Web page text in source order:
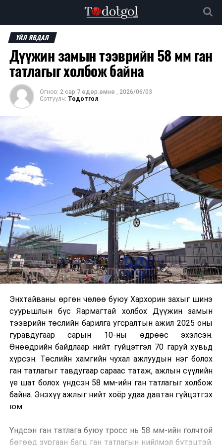
ҮЙЛ ЯВДАЛ
Дүүжин замын тээврийн 58 мм ган
татлагыг холбож байна
Огноо: 2 сар 7 өдөр.өмнө , 2026/06/03
Сэтгүүлч: Тодотгол
Энхтайваны өргөн чөлөө буюу Хархорин захыг шинэ
суурьшлын бүс Яармагтай холбох Дүүжин замын
тээврийн төслийн барилга угсралтын ажил 2025 оны
гуравдугаар сарын 10-ны өдрөөс эхэлсэн.
Өнөөдрийн байдлаар нийт гүйцэтгэл 70 гаруй хувьд
хүрсэн. Төслийн хамгийн чухал ажлуудын нэг болох
ган татлагыг тавдугаар сараас татаж, ажлын сүүлийн
үе шат болох үндсэн 58 мм-ийн ган татлагыг холбож
байна. Энэхүү ажлыг нийт хоёр удаа давтан гүйцэтгэх
юм.
Үндсэн ган татлага буюу тросс нь 58 мм-ийн голчтой
бөгөөд зургаан багц ган татлагын нийлмэл бүтэцтэй.